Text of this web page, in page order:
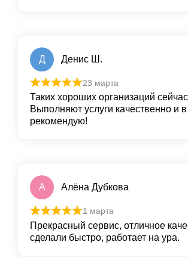
Д Денис Ш.
23 марта
Таких хороших организаций
Выполняют услуги качественно и
рекомендую!
А Алёна Дубкова
1 марта
Прекрасный сервис, отличное
сделали быстро, работает на ура.